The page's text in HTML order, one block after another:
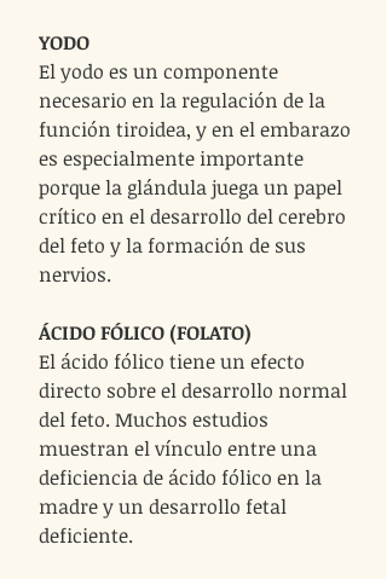
YODO
El yodo es un componente
necesario en la regulación de la
función tiroidea, y en el embarazo
es especialmente importante
porque la glándula juega un papel
crítico en el desarrollo del cerebro
del feto y la formación de sus
nervios.
ÁCIDO FÓLICO (FOLATO)
El ácido fólico tiene un efecto
directo sobre el desarrollo normal
del feto. Muchos estudios
muestran el vínculo entre una
deficiencia de ácido fólico en la
madre y un desarrollo fetal
deficiente.